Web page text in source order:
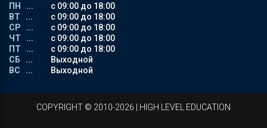
ПН ...
с 09:00 до 18:00
ВТ ...
с 09:00 до 18:00
СР ...
с 09:00 до 18:00
ЧТ ...
с 09:00 до 18:00
ПТ ...
с 09:00 до 18:00
СБ ...
Выходной
ВС ...
Выходной
СOPYRIGHT © 2010-2026 | HIGH LEVEL EDUCATION